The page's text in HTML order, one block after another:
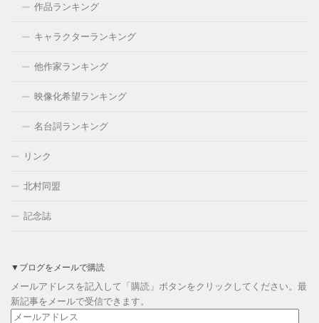
作品ランキング
キャラクターランキング
他作家ランキング
映像化希望ランキング
名台詞ランキング
リンク
北村同盟
記念誌
▼ブログをメールで購読
メールアドレスを記入して「購読」ボタンをクリックしてください。最
新記事をメールで受信できます。
メ